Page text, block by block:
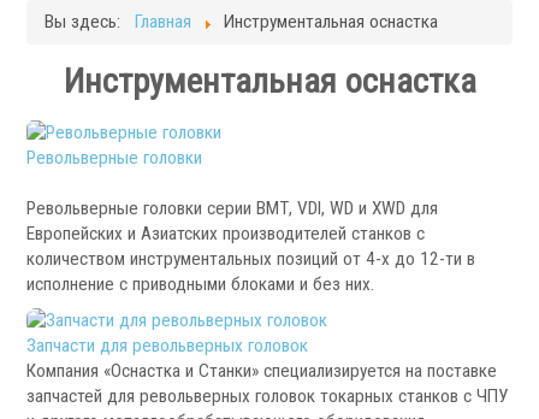
Плоскошлифовальные станки
Токарная оснастка
Вы здесь: Главная Инструментальная оснастка
Инструментальная оснастка
Револьверные головки
Револьверные головки серии ВМТ, VDI, WD и ХWD для
Европейских и Азиатских производителей станков с
количеством инструментальных позиций от 4-х до 12-ти в
исполнение с приводными блоками и без них.
Запчасти для револьверных головок
Компания «Оснастка и Станки» специализируется на поставке
запчастей для револьверных головок токарных станков с ЧПУ